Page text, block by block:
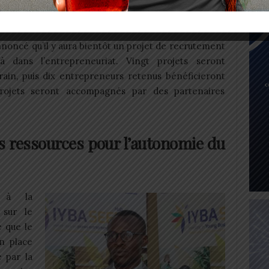
qu’il y aura bientôt un projet de recrutement
dans l’entrepreneuriat. Vingt projets seront
puis dix entrepreneurs retenus bénéficieront
seront accompagnés par des partenaires
ressources pour l’autonomie du
à la
sur le
que le
place
par la